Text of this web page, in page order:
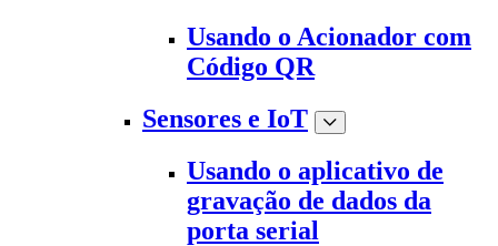
Usando o Acionador com
Código QR
Sensores e IoT
Usando o aplicativo de
gravação de dados da
porta serial